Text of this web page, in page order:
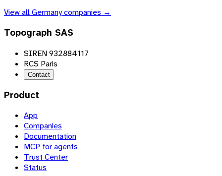
View allGermanycompanies →
Topograph SAS
SIREN 932884117
RCS Paris
Contact
Product
App
Companies
Documentation
MCP for agents
Trust Center
Status